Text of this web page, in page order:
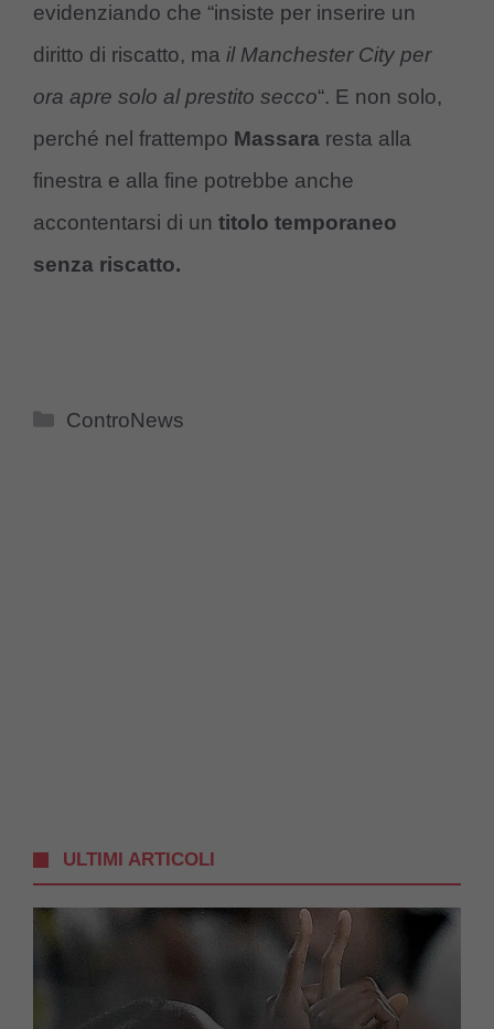
evidenziando che “insiste per inserire un
diritto di riscatto, ma il Manchester City per
ora apre solo al prestito secco“. E non solo,
perché nel frattempo Massara resta alla
finestra e alla fine potrebbe anche
accontentarsi di un titolo temporaneo
senza riscatto.
Categorie
ControNews
ULTIMI ARTICOLI